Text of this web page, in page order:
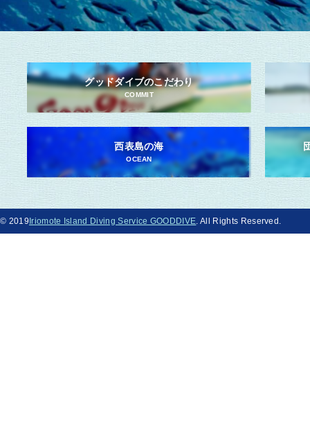
グッドダイブのこだわり
COMMIT
西表島の海
OCEAN
© 2019Iriomote Island Diving Service GOODDIVE . All Rights Reserved.